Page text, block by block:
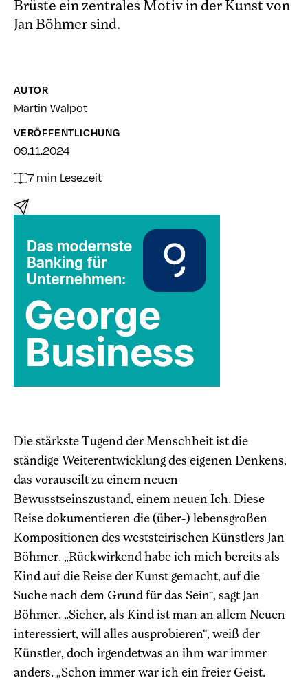
Brüste ein zentrales Motiv in der Kunst von
Jan Böhmer sind.
AUTOR
Martin Walpot
VERÖFFENTLICHUNG
09.11.2024
7 min Lesezeit
Die stärkste Tugend der Menschheit ist die
ständige Weiterentwicklung des eigenen Denkens,
das vorauseilt zu einem neuen
Bewusstseinszustand, einem neuen Ich. Diese
Reise dokumentieren die (über-) lebensgroßen
Kompositionen des weststeirischen Künstlers Jan
Böhmer. „Rückwirkend habe ich mich bereits als
Kind auf die Reise der Kunst gemacht, auf die
Suche nach dem Grund für das Sein“, sagt Jan
Böhmer. „Sicher, als Kind ist man an allem Neuen
interessiert, will alles ausprobieren“, weiß der
Künstler, doch irgendetwas an ihm war immer
anders. „Schon immer war ich ein freier Geist.